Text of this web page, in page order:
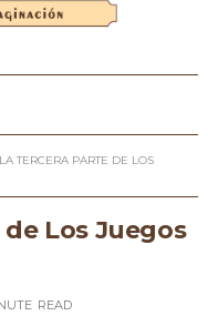
TERCERA PARTE DE LOS
Los Juegos
READ